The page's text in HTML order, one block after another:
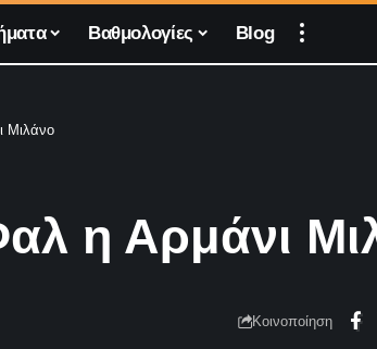
Βαθμολογίες Blog
Μιλάνο
η Αρμάνι
Κοινοποίηση